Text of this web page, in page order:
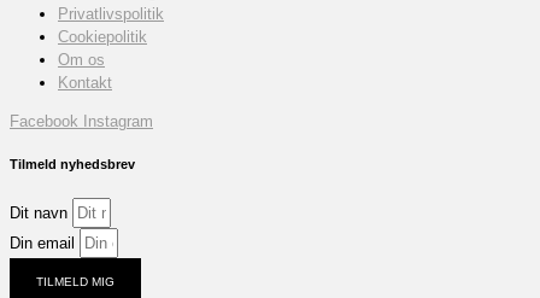
Privatlivspolitik
Cookiepolitik
Om os
Kontakt
Facebook Instagram
Tilmeld nyhedsbrev
Dit navn
Din email
TILMELD MIG